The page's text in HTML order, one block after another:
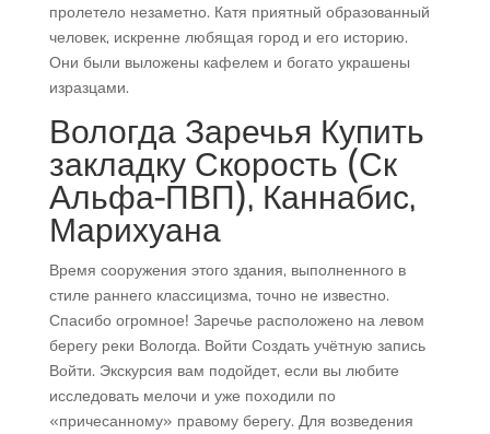
пролетело незаметно. Катя приятный образованный
человек, искренне любящая город и его историю.
Они были выложены кафелем и богато украшены
изразцами.
Вологда Заречья Купить
закладку Скорость (Ск
Альфа-ПВП), Каннабис,
Марихуана
Время сооружения этого здания, выполненного в
стиле раннего классицизма, точно не известно.
Спасибо огромное! Заречье расположено на левом
берегу реки Вологда. Войти Создать учётную запись
Войти. Экскурсия вам подойдет, если вы любите
исследовать мелочи и уже походили по
«причесанному» правому берегу. Для возведения